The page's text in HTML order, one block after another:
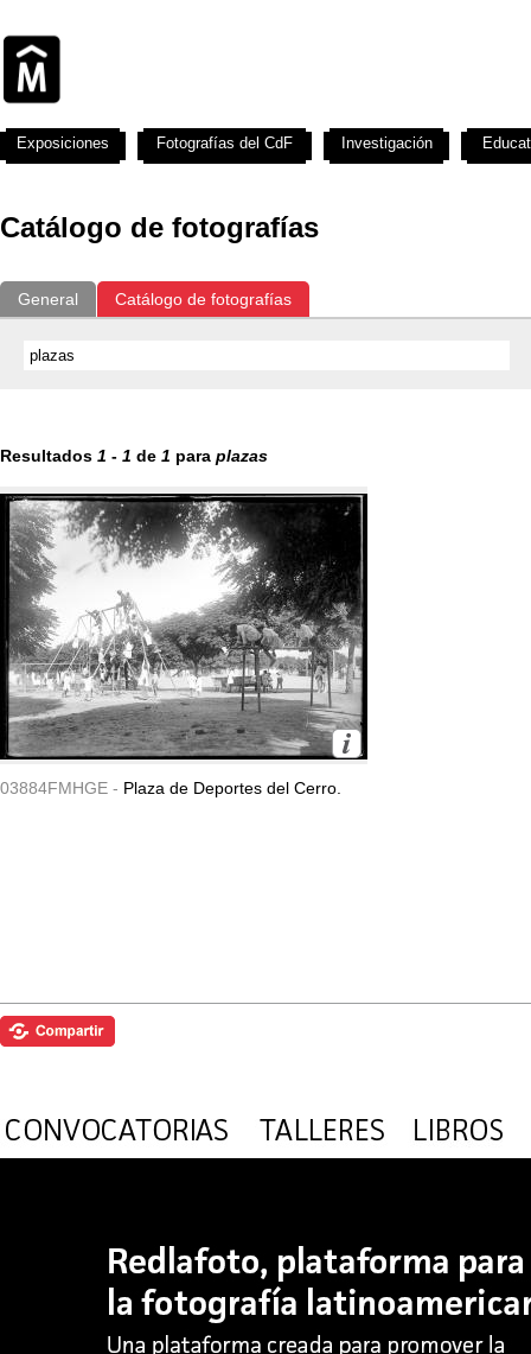
Catálogo de fotografías
General Catálogo de fotografías
Resultados 1 - 1 de 1 para plazas
03884FMHGE - Plaza de Deportes del Cerro.
Exposiciones Fotografías del CdF Investigación